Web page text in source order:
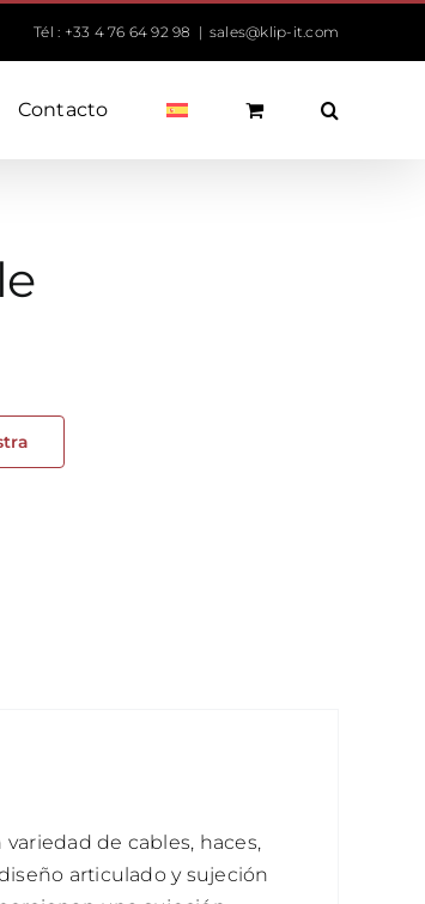
Tél : +33 4 76 64 92 98 | sales@klip-it.com
Contacto
de cables, haces,
articulado y sujeción